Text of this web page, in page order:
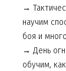
→
научим
боя и
→ День
обучим,